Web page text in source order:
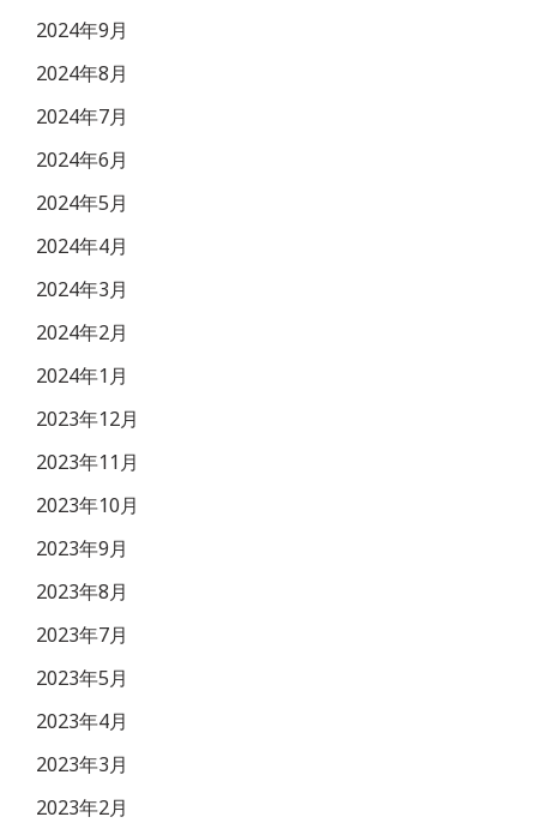
2024年9月
2024年8月
2024年7月
2024年6月
2024年5月
2024年4月
2024年3月
2024年2月
2024年1月
2023年12月
2023年11月
2023年10月
2023年9月
2023年8月
2023年7月
2023年5月
2023年4月
2023年3月
2023年2月